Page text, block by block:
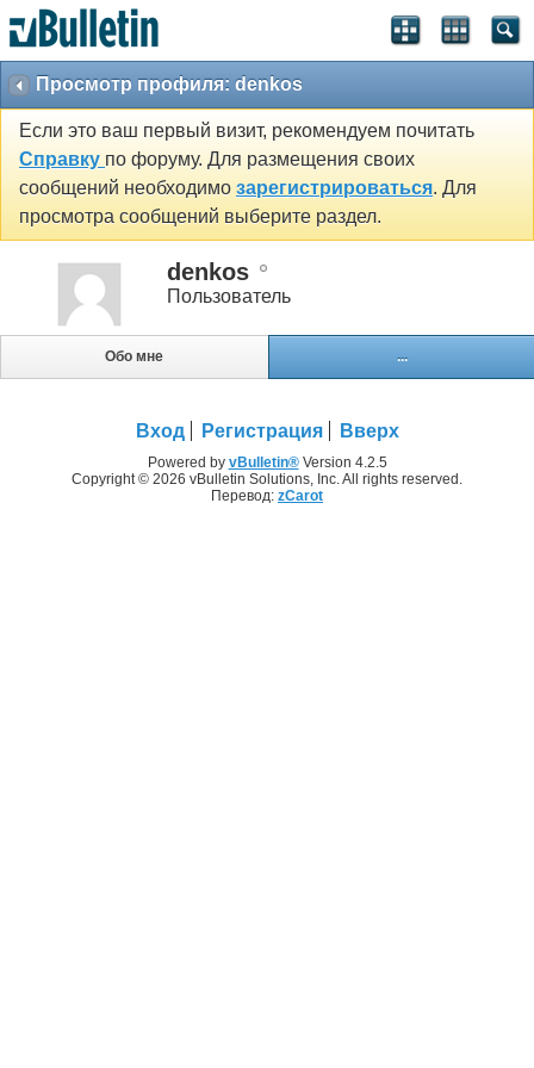
Просмотр профиля: denkos
Если это ваш первый визит, рекомендуем почитать
Справку по форуму. Для размещения своих
сообщений необходимо зарегистрироваться. Для
просмотра сообщений выберите раздел.
denkos
Пользователь
Обо мне ...
Вход Регистрация Вверх
Powered by vBulletin®Version 4.2.5
Copyright © 2026 vBulletin Solutions, Inc. All rights reserved.
Перевод: zCarot